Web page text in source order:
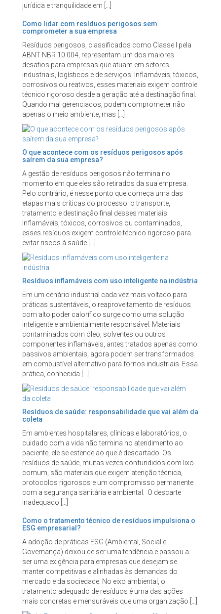
jurídica e tranquilidade em […]
Como lidar com resíduos perigosos sem
comprometer a sua empresa
Resíduos perigosos, classificados como Classe I pela
ABNT NBR 10.004, representam um dos maiores
desafios para empresas que atuam em setores
industriais, logísticos e de serviços. Inflamáveis, tóxicos,
corrosivos ou reativos, esses materiais exigem controle
técnico rigoroso desde a geração até a destinação final.
Quando mal gerenciados, podem comprometer não
apenas o meio ambiente, mas […]
O que acontece com os resíduos perigosos após
saírem da sua empresa?
A gestão de resíduos perigosos não termina no
momento em que eles são retirados da sua empresa.
Pelo contrário, é nesse ponto que começa uma das
etapas mais críticas do processo: o transporte,
tratamento e destinação final desses materiais.
Inflamáveis, tóxicos, corrosivos ou contaminados,
esses resíduos exigem controle técnico rigoroso para
evitar riscos à saúde […]
Resíduos inflamáveis com uso inteligente na indústria
Em um cenário industrial cada vez mais voltado para
práticas sustentáveis, o reaproveitamento de resíduos
com alto poder calorífico surge como uma solução
inteligente e ambientalmente responsável. Materiais
contaminados com óleo, solventes ou outros
componentes inflamáveis, antes tratados apenas como
passivos ambientais, agora podem ser transformados
em combustível alternativo para fornos industriais. Essa
prática, conhecida […]
Resíduos de saúde: responsabilidade que vai além da
coleta
Em ambientes hospitalares, clínicas e laboratórios, o
cuidado com a vida não termina no atendimento ao
paciente, ele se estende ao que é descartado. Os
resíduos de saúde, muitas vezes confundidos com lixo
comum, são materiais que exigem atenção técnica,
protocolos rigorosos e um compromisso permanente
com a segurança sanitária e ambiental. O descarte
inadequado […]
Como o tratamento técnico de resíduos impulsiona o
ESG empresarial?
A adoção de práticas ESG (Ambiental, Social e
Governança) deixou de ser uma tendência e passou a
ser uma exigência para empresas que desejam se
manter competitivas e alinhadas às demandas do
mercado e da sociedade. No eixo ambiental, o
tratamento adequado de resíduos é uma das ações
mais concretas e mensuráveis que uma organização […]